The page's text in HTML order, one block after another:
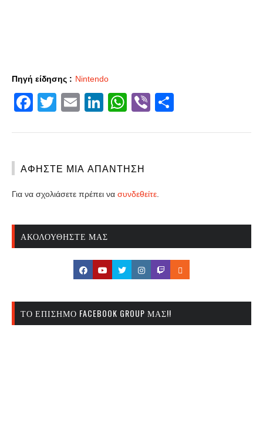
Πηγή είδησης : Nintendo
Facebook
Twitter
EmailLinkedIn
WhatsApp
Viber
ΑΦΉΣΤΕ ΜΙΑ ΑΠΆΝΤΗΣΗ
Για να σχολιάσετε πρέπει να συνδεθείτε
ΑΚΟΛΟΥΘΉΣΤΕ ΜΑΣ
ΤΟ ΕΠΊΣΗΜΟ FACEBOOK GROUP ΜΑΣ!!